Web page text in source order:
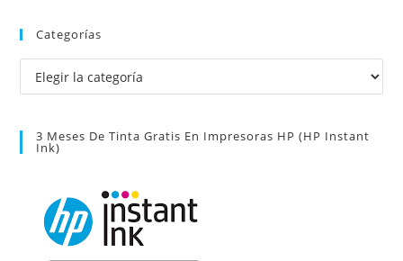
Categorías
Categorías
3 Meses De Tinta Gratis En Impresoras HP (HP Instant
Ink)